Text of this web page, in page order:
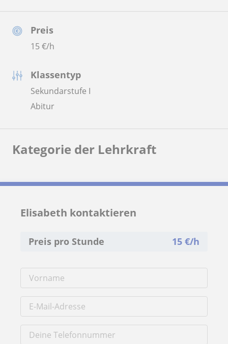
Preis
15€/h
Klassentyp
Sekundarstufe I
Abitur
Kategorie der Lehrkraft
Elisabeth kontaktieren
Preis pro Stunde 15€/h